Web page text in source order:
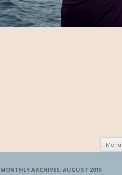
Menu
MONTHLY ARCHIVES: AUGUST 2015